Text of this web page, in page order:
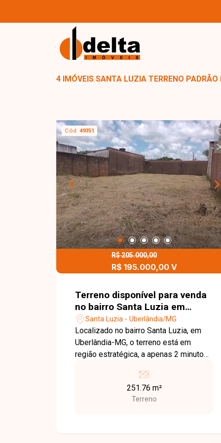
4 IMÓVEIS SANTA LUZIA TERRENO
Cód. 49351
R$ 205.000,00
R$ 195.000,00 V
Terreno disponível para venda
no bairro Santa Luzia em
Uberlândia-MG
Santa Luzia - Uberlândia/MG
Localizado no bairro Santa Luzia, em
Uberlândia-MG, o terreno está em
região estratégica, a apenas 2 minutos
acesso a comércios, escolas e
principais vias da cidade, oferecendo
praticidade e excelente potencial de
251.76 m²
Terreno